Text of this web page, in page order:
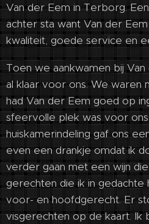
Van der Eem in Terborg.
achter sta want Van der
kwaliteit, goede service en
Toen we aankwamen bij
al klaar voor ons. We waren
had Van der Eem goed op
sfeervolle plek was voor
huiskamerindeling gaf ons
even een drankje omdat ik
verder gaan met een wijn
gerechten die ik in gedachte
voor- en hoofdgerecht. Er
visgerechten op de kaart. Ik